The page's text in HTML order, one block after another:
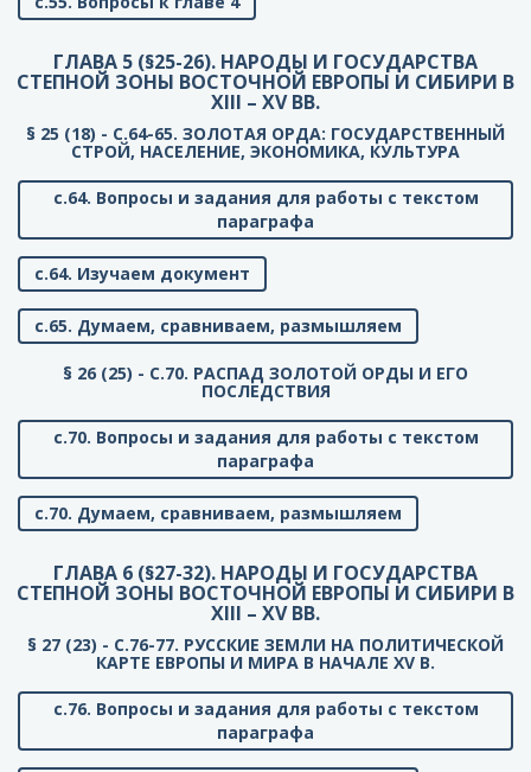
ГЛАВА 5 (§25-26). НАРОДЫ И ГОСУДАРСТВА
СТЕПНОЙ ЗОНЫ ВОСТОЧНОЙ ЕВРОПЫ И СИБИРИ В
XIII – XV ВВ.
§ 25 (18) - C.64-65. ЗОЛОТАЯ ОРДА: ГОСУДАРСТВЕННЫЙ
СТРОЙ, НАСЕЛЕНИЕ, ЭКОНОМИКА, КУЛЬТУРА
с.64. Вопросы и задания для работы с текстом
параграфа
с.64. Изучаем документ
с.65. Думаем, сравниваем, размышляем
§ 26 (25) - C.70. РАСПАД ЗОЛОТОЙ ОРДЫ И ЕГО
ПОСЛЕДСТВИЯ
с.70. Вопросы и задания для работы с текстом
параграфа
с.70. Думаем, сравниваем, размышляем
ГЛАВА 6 (§27-32). НАРОДЫ И ГОСУДАРСТВА
СТЕПНОЙ ЗОНЫ ВОСТОЧНОЙ ЕВРОПЫ И СИБИРИ В
XIII – XV ВВ.
§ 27 (23) - C.76-77. РУССКИЕ ЗЕМЛИ НА ПОЛИТИЧЕСКОЙ
КАРТЕ ЕВРОПЫ И МИРА В НАЧАЛЕ XV В.
с.76. Вопросы и задания для работы с текстом
параграфа